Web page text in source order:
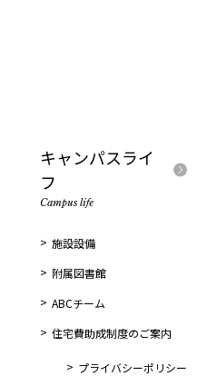
キャンパスライ
フ
Campus life
施設設備
附属図書館
ABCチーム
住宅費助成制度のご案内
プライバシーポリシー